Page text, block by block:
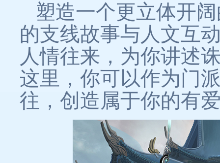
塑造一个更立体开
的支线故事与人文互
人情往来，为你讲述
这里，你可以作为门
往，创造属于你的有